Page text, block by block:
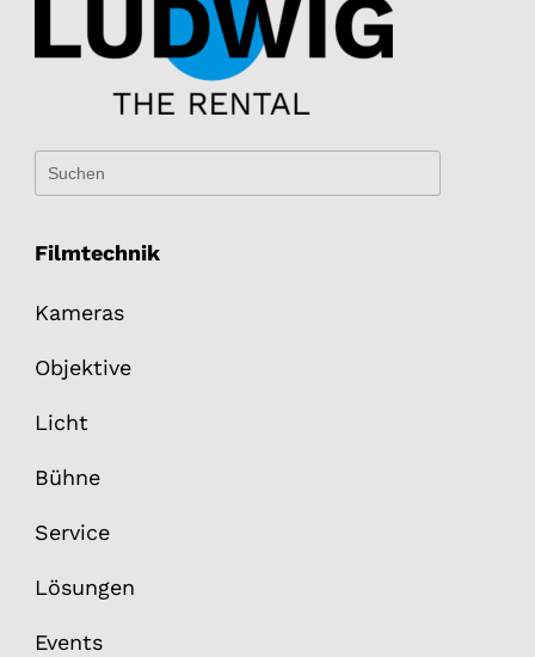
Filmtechnik
Kameras
Objektive
Licht
Bühne
Service
Lösungen
Events